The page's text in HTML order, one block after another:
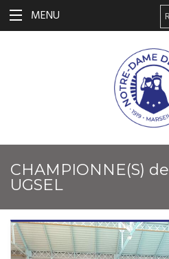
MENU
CHAMPIONNE(S) de FRANCE ! -
UGSEL